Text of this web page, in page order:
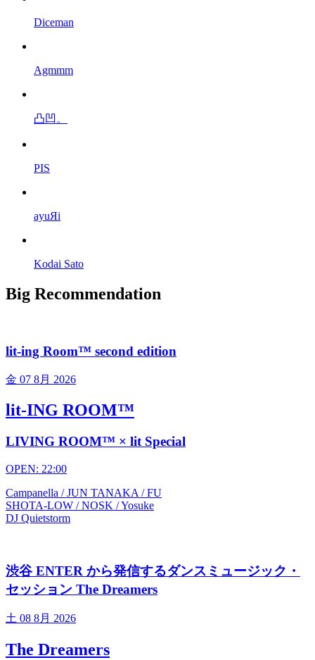
Diceman
Agmmm
凸凹。
PIS
ayuЯi
Kodai Sato
Big Recommendation
lit-ing Room™ second edition
金 07 8月 2026
lit-ING ROOM™
LIVING ROOM™ × lit Special
OPEN: 22:00
Campanella / JUN TANAKA / FU
SHOTA-LOW / NOSK / Yosuke
DJ Quietstorm
渋谷 ENTER から発信するダンスミュージック・
セッション The Dreamers
土 08 8月 2026
The Dreamers